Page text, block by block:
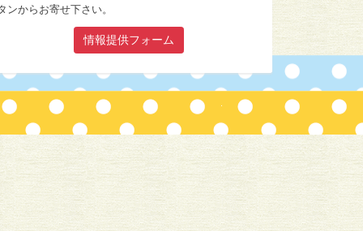
ンからお寄せ下さい。
情報提供フォーム